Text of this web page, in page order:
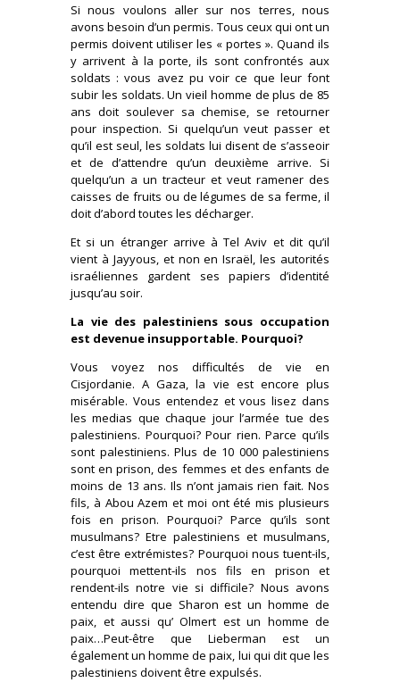
Si nous voulons aller sur nos terres, nous
avons besoin d’un permis. Tous ceux qui ont un
permis doivent utiliser les « portes ». Quand ils
y arrivent à la porte, ils sont confrontés aux
soldats : vous avez pu voir ce que leur font
subir les soldats. Un vieil homme de plus de 85
ans doit soulever sa chemise, se retourner
pour inspection. Si quelqu’un veut passer et
qu’il est seul, les soldats lui disent de s’asseoir
et de d’attendre qu’un deuxième arrive. Si
quelqu’un a un tracteur et veut ramener des
caisses de fruits ou de légumes de sa ferme, il
doit d’abord toutes les décharger.
Et si un étranger arrive à Tel Aviv et dit qu’il
vient à Jayyous, et non en Israël, les autorités
israéliennes gardent ses papiers d’identité
jusqu’au soir.
La vie des palestiniens sous occupation
est devenue insupportable. Pourquoi?
Vous voyez nos difficultés de vie en
Cisjordanie. A Gaza, la vie est encore plus
misérable. Vous entendez et vous lisez dans
les medias que chaque jour l’armée tue des
palestiniens. Pourquoi? Pour rien. Parce qu’ils
sont palestiniens. Plus de 10 000 palestiniens
sont en prison, des femmes et des enfants de
moins de 13 ans. Ils n’ont jamais rien fait. Nos
fils, à Abou Azem et moi ont été mis plusieurs
fois en prison. Pourquoi? Parce qu’ils sont
musulmans? Etre palestiniens et musulmans,
c’est être extrémistes? Pourquoi nous tuent-ils,
pourquoi mettent-ils nos fils en prison et
rendent-ils notre vie si difficile? Nous avons
entendu dire que Sharon est un homme de
paix, et aussi qu’ Olmert est un homme de
paix…Peut-être que Lieberman est un
également un homme de paix, lui qui dit que les
palestiniens doivent être expulsés.